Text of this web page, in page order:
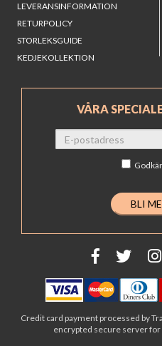
LEVERANSINFORMATION
RETURPOLICY
STORLEKSGUIDE
KEDJEKOLLEKTION
VÅRA
Credit card payment processed by
encrypted secure server